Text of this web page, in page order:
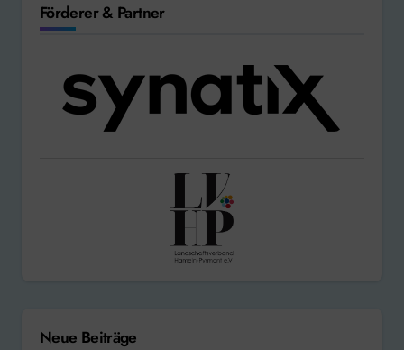
Förderer & Partner
Neue Beiträge